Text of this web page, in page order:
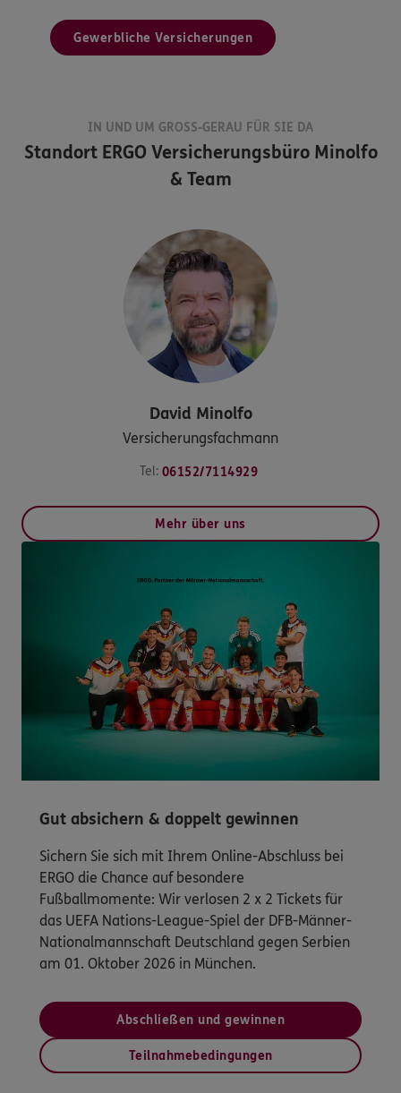
Gewerbliche Versicherungen
IN UND UM GROSS-GERAU FÜR SIE DA
Standort ERGO Versicherungsbüro Minolfo
& Team
David Minolfo
Versicherungsfachmann
Tel: 06152/7114929
Mehr über uns
Gut absichern & doppelt gewinnen
Sichern Sie sich mit Ihrem Online-Abschluss bei
ERGO die Chance auf besondere
Fußballmomente: Wir verlosen 2 x 2 Tickets für
das UEFA Nations-League-Spiel der DFB-Männer-
Nationalmannschaft Deutschland gegen Serbien
am 01. Oktober 2026 in München.
Abschließen und gewinnen
Teilnahmebedingungen